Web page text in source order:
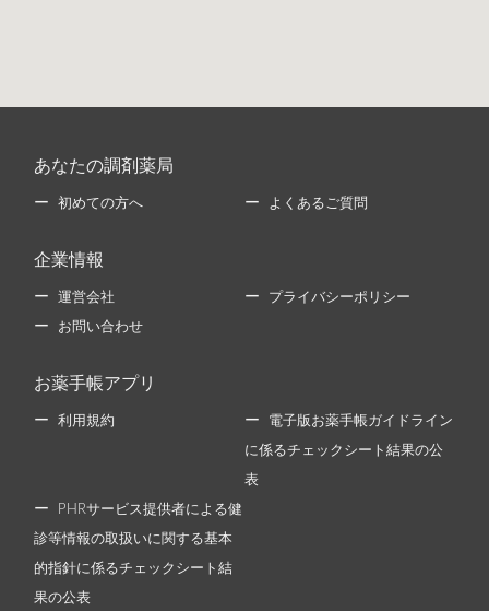
あなたの調剤薬局
初めての方へ よくあるご質問
企業情報
運営会社 プライバシーポリシー
お問い合わせ
お薬手帳アプリ
利用規約 電子版お薬手帳ガイドライン
に係るチェックシート結果の公
表
PHRサービス提供者による健
診等情報の取扱いに関する基本
的指針に係るチェックシート結
果の公表